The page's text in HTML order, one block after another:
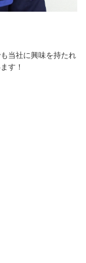
当社に興味を持たれ
す！